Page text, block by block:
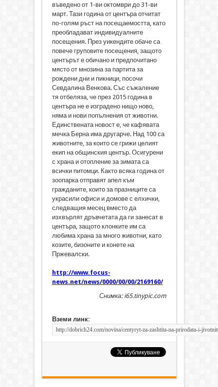
въведено от 1-ви октомври до 31-ви
март. Тази година от центъра отчитат
по-голям ръст на посещаемостта, като
преобладават индивидуалните
посещения. През уикендите обаче са
повече груповите посещения, защото
центърът е обичано и предпочитано
място от мнозина за партита за
рождени дни и пикници, посочи
Севдалина Венкова. Със съжаление
тя отбеляза, че през 2015 година в
центъра не е изградено нищо ново,
няма и нови попълнения от животни.
Единствената новост е, че кафявата
мечка Берна има другарче. Над 100 са
животните, за които се грижи целият
екип на общинския център. Осигурени
с храна и отопление за зимата са
всички питомци. Както всяка година от
зоопарка отправят апел към
гражданите, които за празниците са
украсили офиси и домове с елхички,
следващия месец вместо да
изхвърлят дръвчетата да ги занесат в
центъра, защото клонките им са
любима храна за много животни, като
козите, бизоните и конете на
Пржевалски.
http://www.focus-
news.net/news/0000/00/00/2169160/
Снимка: i65.tinypic.com
Вземи линк: